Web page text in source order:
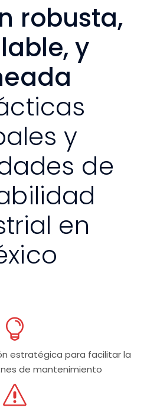
robusta,
y
y
de
en
estratégica para facilitarla
de mantenimiento